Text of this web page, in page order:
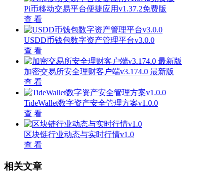
Pi币移动交易平台便捷应用v1.37.2免费版
查 看
USDD币钱包数字资产管理平台v3.0.0
查 看
加密交易所安全理财客户端v3.174.0 最新版
查 看
TideWallet数字资产安全管理方案v1.0.0
查 看
区块链行业动态与实时行情v1.0
查 看
相关文章